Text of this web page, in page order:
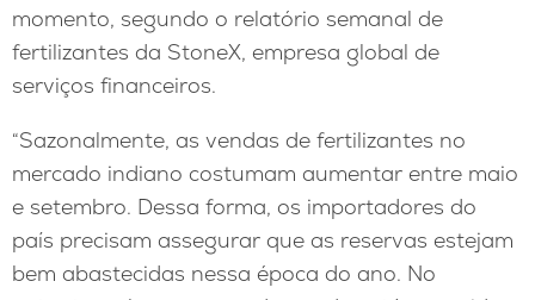
momento, segundo o relatório semanal de
fertilizantes da StoneX, empresa global de
serviços financeiros.
“Sazonalmente, as vendas de fertilizantes no
mercado indiano costumam aumentar entre maio
e setembro. Dessa forma, os importadores do
país precisam assegurar que as reservas estejam
bem abastecidas nessa época do ano. No